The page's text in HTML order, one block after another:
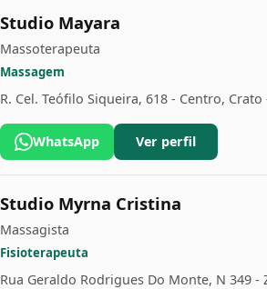
Studio Mayara
Massoterapeuta
Massagem
R. Cel. Teófilo Siqueira, 618 - Centro, Crato
WhatsApp Ver perfil
Studio Myrna Cristina
Massagista
Fisioterapeuta
Rua Geraldo Rodrigues Do Monte, N 349 -